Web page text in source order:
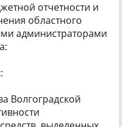
отчетности и
областного
администраторами
Волгоградской